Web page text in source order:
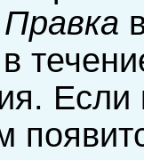
Правка
Если